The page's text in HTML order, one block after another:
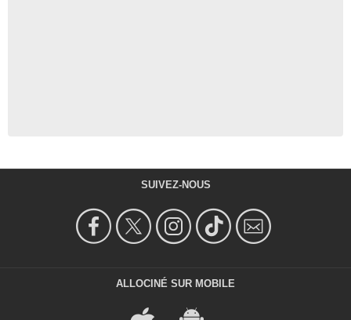
SUIVEZ-NOUS
ALLOCINÉ SUR MOBILE